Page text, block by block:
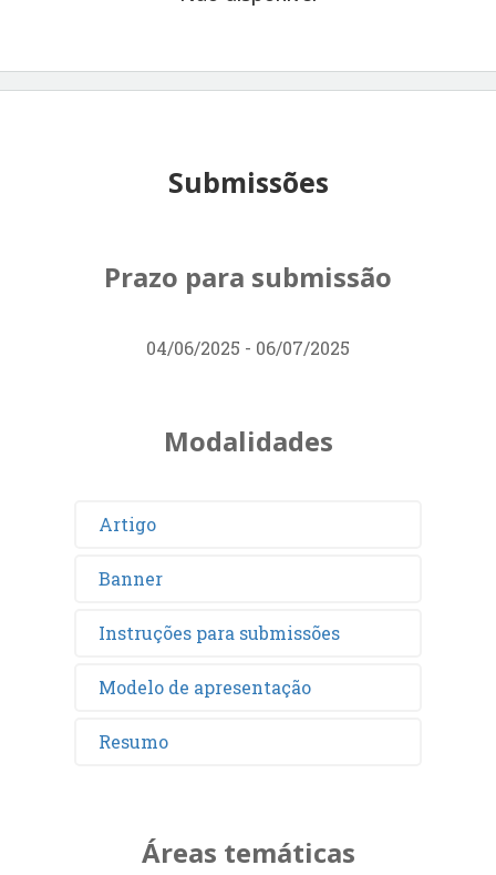
Submissões
Prazo para submissão
04/06/2025 - 06/07/2025
Modalidades
Artigo
Banner
Instruções para submissões
Modelo de apresentação
Resumo
Áreas temáticas